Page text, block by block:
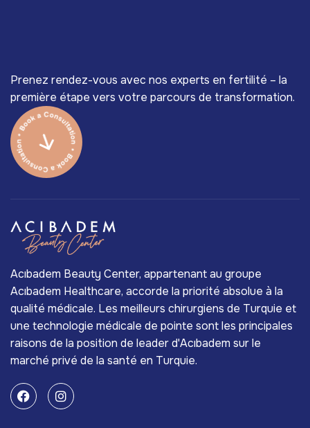
Prenez rendez-vous avec nos experts en fertilité – la
première étape vers votre parcours de transformation.
Acıbadem Beauty Center, appartenant au groupe
Acıbadem Healthcare, accorde la priorité absolue à la
qualité médicale. Les meilleurs chirurgiens de Turquie et
une technologie médicale de pointe sont les principales
raisons de la position de leader d'Acıbadem sur le
marché privé de la santé en Turquie.